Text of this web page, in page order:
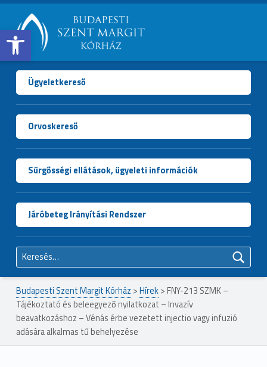
Open toolbar
BUDAPESTI
SZENT
MARGIT
KÓRHÁZ
Ügyeletkereső
Orvoskereső
Sürgősségi ellátások, ügyeleti információk
Járóbeteg Irányítási Rendszer
Keresés:
Budapesti Szent Margit Kórház >Hírek> FNY-213 SZMK –
Tájékoztató és beleegyező nyilatkozat – Invazív
beavatkozáshoz – Vénás érbe vezetett injectio vagy infuzió
adására alkalmas tű behelyezése